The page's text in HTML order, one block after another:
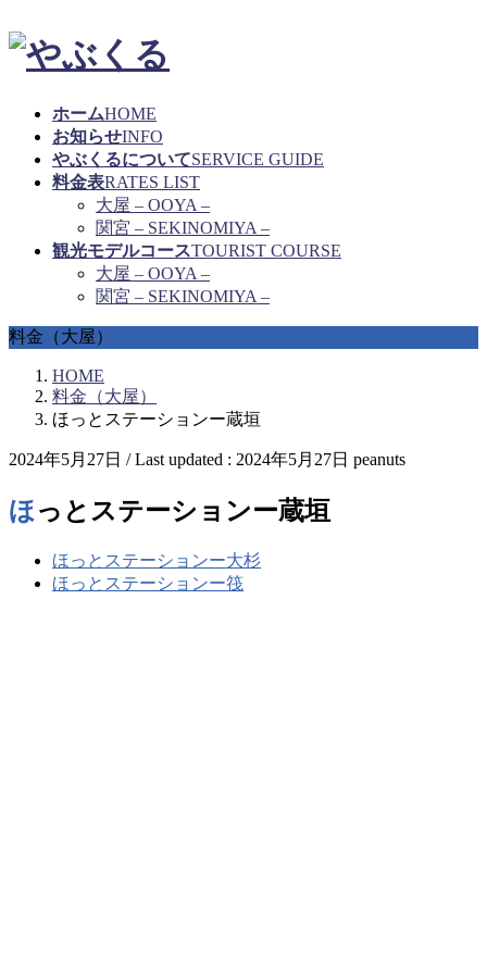
ホームHOME
お知らせINFO
やぶくるについてSERVICE GUIDE
料金表RATES LIST
大屋 – OOYA –
関宮 – SEKINOMIYA –
観光モデルコースTOURIST COURSE
大屋 – OOYA –
関宮 – SEKINOMIYA –
料金（大屋）
HOME
料金（大屋）
ほっとステーションー蔵垣
2024年5月27日 / Last updated : 2024年5月27日 peanuts
ほっとステーションー蔵垣
ほっとステーションー大杉
ほっとステーションー筏